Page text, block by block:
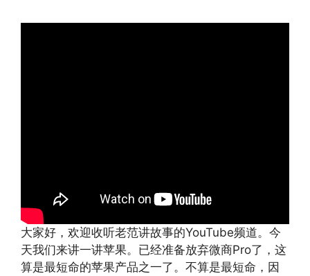
大家好，欢迎收听老范讲故事的YouTube频道。今
天我们来讲一讲苹果。已经准备放弃微商Pro了，这
算是最短命的苹果产品之一了。不算是最短命，因